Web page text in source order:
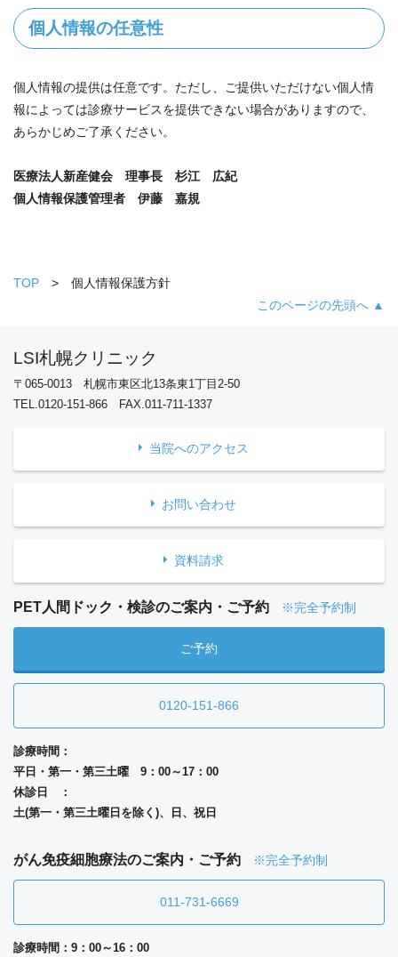
個人情報の任意性
個人情報の提供は任意です。ただし、ご提供いただけない個人情
報によっては診療サービスを提供できない場合がありますので、
あらかじめご了承ください。
医療法人新産健会 理事長 杉江 広紀
個人情報保護管理者 伊藤 嘉規
TOP
個人情報保護方針
このページの先頭へ ▲
LSI札幌クリニック
〒065-0013 札幌市東区北13条東1丁目2-50
TEL.0120-151-866 FAX.011-711-1337
当院へのアクセス
お問い合わせ
資料請求
PET人間ドック・検診のご案内・ご予約 ※完全予約制
ご予約
0120-151-866
診療時間：
平日・第一・第三土曜 9：00～17：00
休診日 ：
土(第一・第三土曜日を除く)、日、祝日
がん免疫細胞療法のご案内・ご予約 ※完全予約制
011-731-6669
診療時間：9：00～16：00